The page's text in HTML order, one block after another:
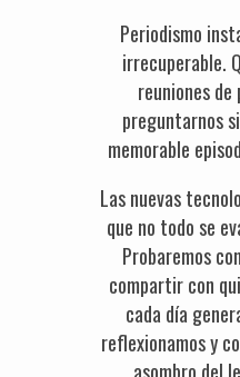
Periodismo
irrecuperable.
reuniones
preguntarnos
memorable
Las nuevas
que no todo se
Probaremos
compartir con
cada día
reflexionamos y